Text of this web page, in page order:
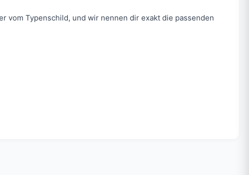
vom Typenschild, und wir nennen dir exakt die passenden